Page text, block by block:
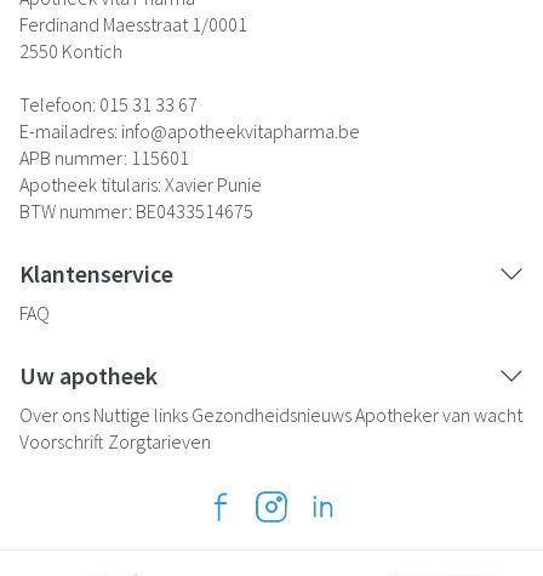
Ferdinand Maesstraat 1/0001
2550 Kontich
Telefoon: 015 31 33 67
E-mailadres: info@apotheekvitapharma.be
APB nummer: 115601
Apotheek titularis: Xavier Punie
BTW nummer: BE0433514675
Klantenservice
FAQ
Uw apotheek
Over ons Nuttige links GezondheidsnieuwsApotheker van wacht
Voorschrift Zorgtarieven